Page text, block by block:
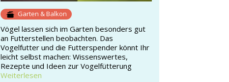
Garten & Balkon
Vögel lassen sich im Garten besonders gut
an Futterstellen beobachten. Das
Vogelfutter und die Futterspender könnt Ihr
leicht selbst machen: Wissenswertes,
Rezepte und Ideen zur Vogelfütterung
Weiterlesen